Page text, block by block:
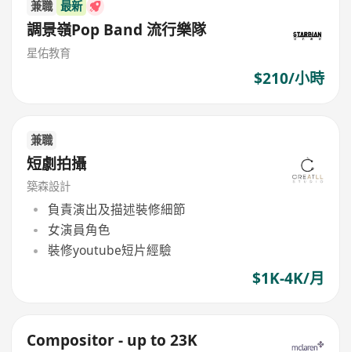
兼職 最新
調景嶺Pop Band 流行樂隊
星佑教育
$210/小時
兼職
短劇拍攝
築森設計
負責演出及描述裝修細節
女演員角色
裝修youtube短片經驗
$1K-4K/月
Compositor - up to 23K